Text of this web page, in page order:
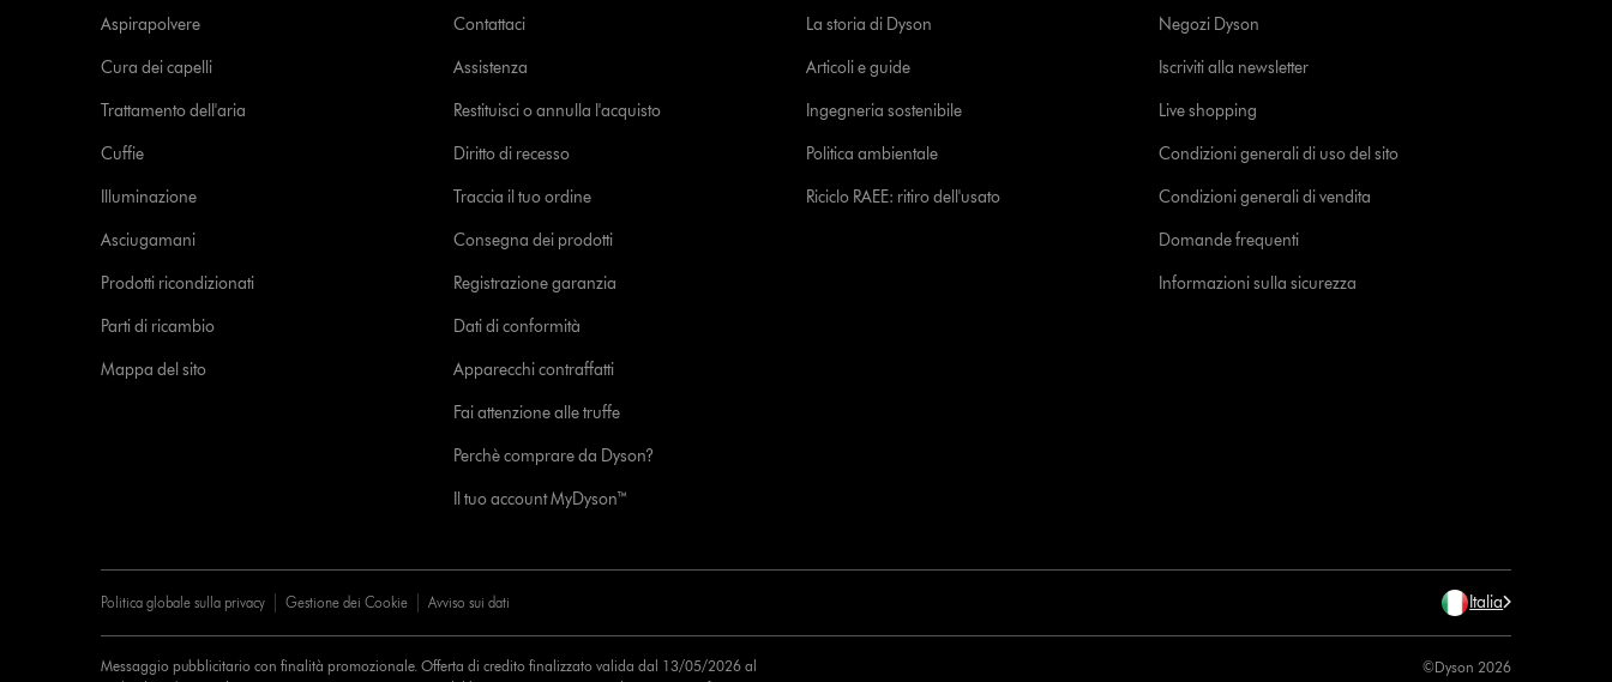
Aspirapolvere
Cura dei capelli
Trattamento dell'aria
Cuffie
Illuminazione
Asciugamani
Prodotti ricondizionati
Parti di ricambio
Mappa del sito
Contattaci
Assistenza
Restituisci o annulla l'acquisto
Diritto di recesso
Traccia il tuo ordine
Consegna dei prodotti
Registrazione garanzia
Dati di conformità
Apparecchi contraffatti
Fai attenzione alle truffe
Perchè comprare da Dyson?
Il tuo account MyDyson™
La storia di Dyson
Articoli e guide
Ingegneria sostenibile
Politica ambientale
Riciclo RAEE: ritiro dell'usato
Negozi Dyson
Iscriviti alla newsletter
Live shopping
Condizioni generali di uso del sito
Condizioni generali di vendita
Domande frequenti
Informazioni sulla sicurezza
Politica globale sulla privacy Gestione dei Cookie Avviso sui dati Italia
Messaggio pubblicitario con finalità promozionale. Offerta di credito finalizzato valida dal 13/05/2026 al
©Dyson 2026